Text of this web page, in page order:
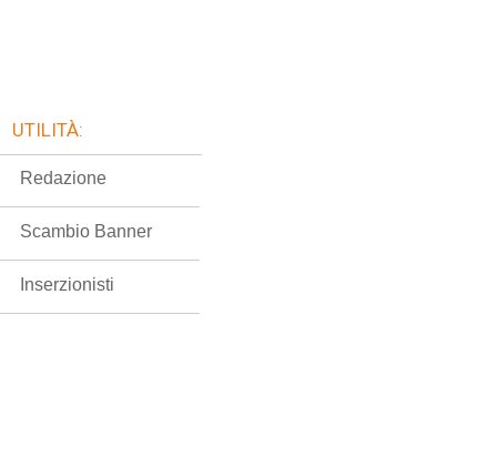
UTILITÀ:
Redazione
Scambio Banner
Inserzionisti